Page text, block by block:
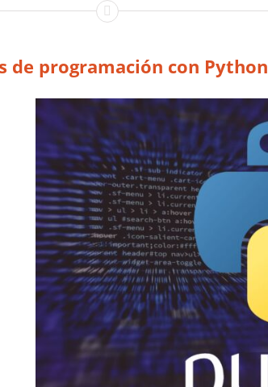
de programación con Python